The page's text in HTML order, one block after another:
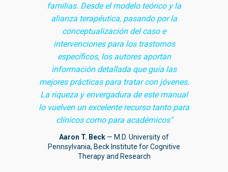
familias. Desde el modelo teórico y la
alianza terapéutica, pasando por la
conceptualización del caso e
intervenciones para los trastornos
específicos, los autores aportan
información detallada que guía las
mejores prácticas para tratar con jóvenes.
La riqueza y envergadura de este manual
lo vuelven un excelente recurso tanto para
clínicos como para académicos"
Aaron T. Beck — M.D. University of
Pennsylvania, Beck Institute for Cognitive
Therapy and Research